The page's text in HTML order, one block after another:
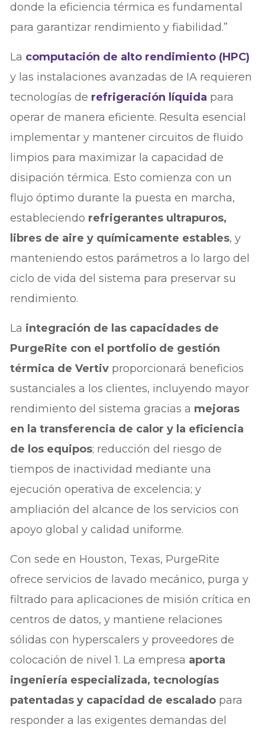
donde la eficiencia térmica es fundamental
para garantizar rendimiento y fiabilidad.”
La computación de alto rendimiento (HPC)
y las instalaciones avanzadas de IA requieren
tecnologías de refrigeración líquida para
operar de manera eficiente. Resulta esencial
implementar y mantener circuitos de fluido
limpios para maximizar la capacidad de
disipación térmica. Esto comienza con un
flujo óptimo durante la puesta en marcha,
estableciendo refrigerantes ultrapuros,
libres de aire y químicamente estables, y
manteniendo estos parámetros a lo largo del
ciclo de vida del sistema para preservar su
rendimiento.
La integración de las capacidades de
PurgeRite con el portfolio de gestión
térmica de Vertiv proporcionará beneficios
sustanciales a los clientes, incluyendo mayor
rendimiento del sistema gracias a mejoras
en la transferencia de calor y la eficiencia
de los equipos; reducción del riesgo de
tiempos de inactividad mediante una
ejecución operativa de excelencia; y
ampliación del alcance de los servicios con
apoyo global y calidad uniforme.
Con sede en Houston, Texas, PurgeRite
ofrece servicios de lavado mecánico, purga y
filtrado para aplicaciones de misión crítica en
centros de datos, y mantiene relaciones
sólidas con hyperscalers y proveedores de
colocación de nivel 1. La empresa aporta
ingeniería especializada, tecnologías
patentadas y capacidad de escalado para
responder a las exigentes demandas del